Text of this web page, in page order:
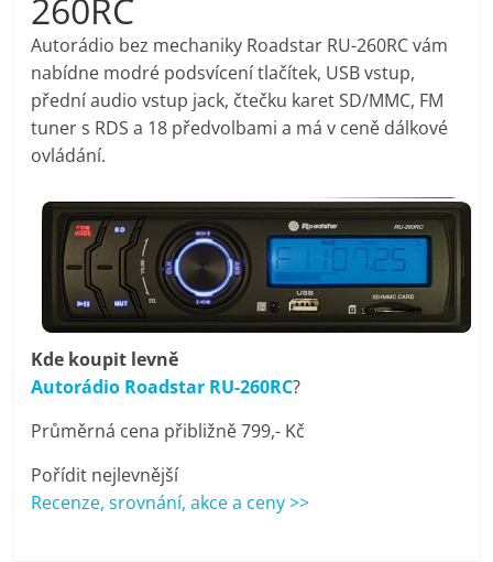
pračky,
televize,
notebooky,
mobilní
telefony,
kávovary,
bazény
elektronika
porovnání
260RC
Autorádio bez mechaniky Roadstar RU-260RC vám
nabídne modré podsvícení tlačítek, USB vstup,
přední audio vstup jack, čtečku karet SD/MMC, FM
tuner s RDS a 18 předvolbami a má v ceně dálkové
ovládání.
Kde koupit levně
Autorádio Roadstar RU-260RC?
Průměrná cena přibližně 799,- Kč
Pořídit nejlevnější
Recenze, srovnání, akce a ceny >>